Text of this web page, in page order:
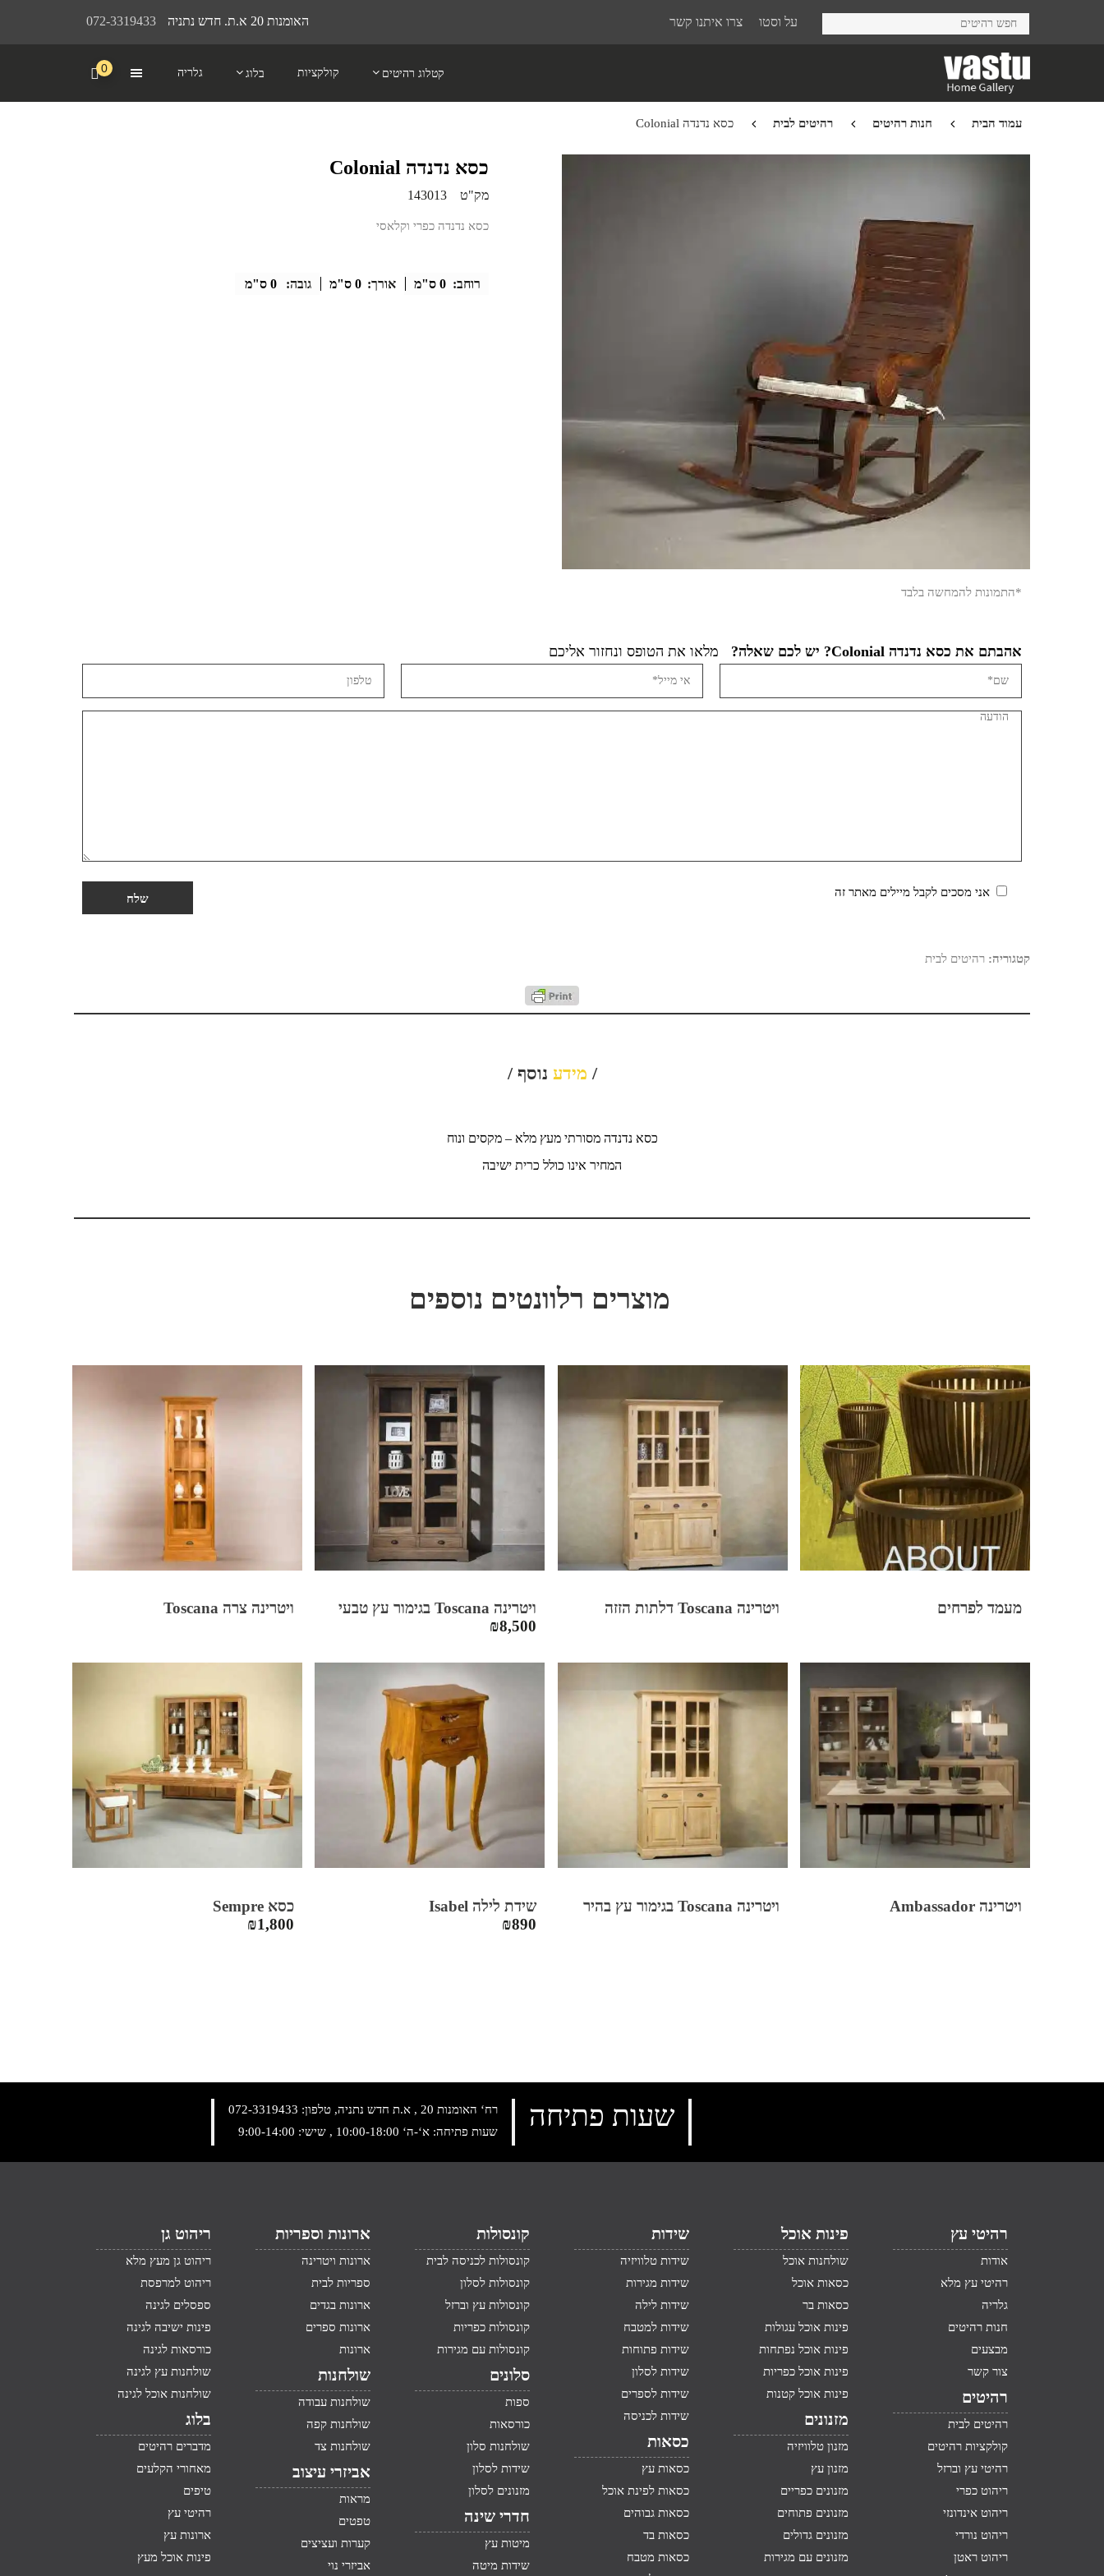
072-3319433 האומנות 20 א.ת. חדש נתניה על וסטו צרו איתנו קשר
קטלוג רהיטים קולקציות בלוג גלריה 0
עמוד הבית חנות רהיטים רהיטים לבית כסא נדנדה Colonial
*התמונות להמחשה בלבד
כסא נדנדה Colonial
מק"ט 143013
כסא נדנדה כפרי וקלאסי
רוחב: 0 ס"מ אורך: 0 ס"מ גובה: 0 ס"מ
אהבתם את כסא נדנדה Colonial? יש לכם שאלה? מלאו את הטופס ונחזור אליכם
אני מסכים לקבל מיילים מאתר זה
קטגוריה: רהיטים לבית
/ מידע נוסף /
כסא נדנדה מסורתי מעץ מלא – מקסים ונוח
המחיר אינו כולל כרית ישיבה
מוצרים רלוונטים נוספים
מעמד לפרחים ויטרינה Toscana דלתות הזזה
ויטרינה Toscana בגימור עץ טבעי
₪8,500
ויטרינה צרה Toscana
ויטרינה Ambassador ויטרינה Toscana בגימור עץ בהיר
שידת לילה Isabel
₪890
כסא Sempre
₪1,800
רח‘ האומנות 20 , א.ת חדש נתניה, טלפון:
072-3319433
שעות פתיחה: א‘-ה‘ 10:00-18:00 , שישי: 9:00-14:00
שעות פתיחה
רהיטי עץ
אודות
רהיטי עץ מלא
גלריה
חנות רהיטים
מבצעים
צור קשר
רהיטים
רהיטים לבית
קולקציות רהיטים
רהיטי עץ וברזל
ריהוט כפרי
ריהוט אינדונזי
ריהוט נורדי
ריהוט ראטן
פינות אוכל
שולחנות אוכל
כסאות אוכל
כסאות בר
פינות אוכל עגולות
פינות אוכל נפתחות
פינות אוכל כפריות
פינות אוכל קטנות
מזנונים
מזנון טלוויזיה
מזנון עץ
מזנונים כפריים
מזנונים פתוחים
מזנונים גדולים
מזנונים עם מגירות
שידות
שידות טלוויזיה
שידות מגירות
שידות לילה
שידות למטבח
שידות פתוחות
שידות לסלון
שידות לספרים
שידות לכניסה
כסאות
כסאות עץ
כסאות לפינת אוכל
כסאות גבוהים
כסאות בד
כסאות מטבח
קונסולות
קונסולות לכניסה לבית
קונסולות לסלון
קונסולות עץ וברזל
קונסולות כפריות
קונסולות עם מגירות
סלונים
ספות
כורסאות
שולחנות סלון
שידות לסלון
מזנונים לסלון
חדרי שינה
מיטות עץ
שידות מיטה
ארונות וספריות
ארונות ויטרינה
ספריות לבית
ארונות בגדים
ארונות ספרים
ארונות
שולחנות
שולחנות עבודה
שולחנות קפה
שולחנות צד
אביזרי עיצוב
מראות
טפטים
קערות ועציצים
אביזרי נוי
ריהוט גן
ריהוט גן מעץ מלא
ריהוט למרפסת
ספסלים לגינה
פינות ישיבה לגינה
כורסאות לגינה
שולחנות עץ לגינה
שולחנות אוכל לגינה
בלוג
מדברים רהיטים
מאחורי הקלעים
טיפים
רהיטי עץ
ארונות עץ
פינות אוכל מעץ